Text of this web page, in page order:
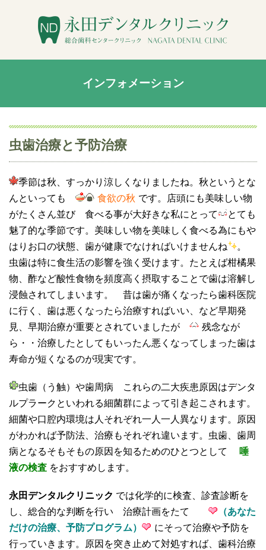
インフォメーション
虫歯治療と予防治療
季節は秋、すっかり涼しくなりましたね。秋というとな
んといっても
食欲の秋 です。店頭にも美味しい物
がたくさん並び 食べる事が大好きな私にとって
とても
魅了的な季節です。美味しい物を美味しく食べる為にもや
はりお口の状態、歯が健康でなければいけませんね
。
虫歯は特に食生活の影響を強く受けます。たとえば柑橘果
物、酢など酸性食物を頻度高く摂取することで歯は溶解し
浸蝕されてしまいます。 昔は歯が痛くなったら歯科医院
に行く、歯は悪くなったら治療すればいい、など早期発
見、早期治療が重要とされていましたが
残念なが
ら・・治療したとしてもいったん悪くなってしまった歯は
寿命が短くなるのが現実です。
虫歯（う触）や歯周病 これらの二大疾患原因はデンタ
ルプラークといわれる細菌群によって引き起こされます。
細菌や口腔内環境は人それぞれ一人一人異なります。原因
がわかれば予防法、治療もそれぞれ違います。虫歯、歯周
病となるそもそもの原因を知るためのひとつとして
唾
液の検査 をおすすめします。
永田デンタルクリニック では化学的に検査、診査診断を
し、総合的な判断を行い 治療計画をたて
（あなた
だけの治療、予防プログラム）
にそって治療や予防を
行っていきます。原因を突き止めて対処すれば、歯科治療